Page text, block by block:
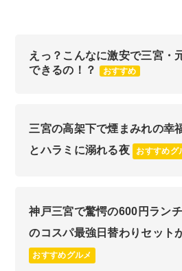
えっ？こんなに激安で三宮・
できるの！？
おすすめ
三宮の高架下で煙まみれの幸
とハラミに溺れる夜
おすすめグ
神戸三宮で驚愕の600円ラン
のコスパ最強日替わりセット
おすすめグルメ